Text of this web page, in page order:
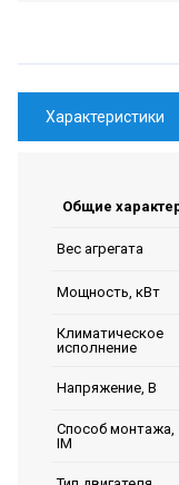
Характеристики
Общие
Вес агрегата
Мощность, кВт
Климатическое
исполнение
Напряжение, В
Способ монтажа,
IM